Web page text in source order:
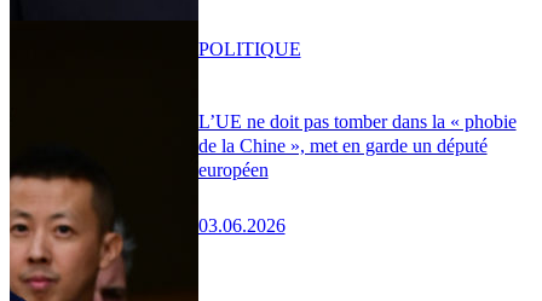
L’UE ne doit pas tomber dans la « phobie
de la Chine », met en garde un député
européen
03.06.2026
POLITIQUE